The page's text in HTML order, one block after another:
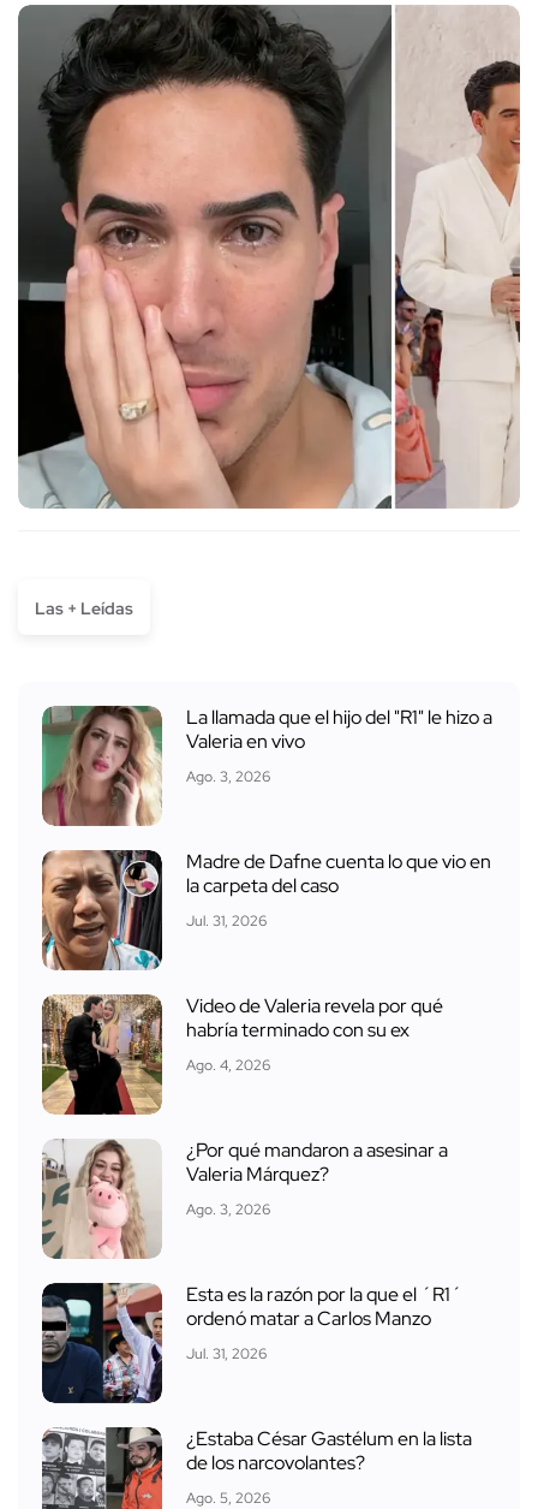
Las + Leídas
La llamada que el hijo del "R1" le hizo a
Valeria en vivo
Ago. 3, 2026
Madre de Dafne cuenta lo que vio en
la carpeta del caso
Jul. 31, 2026
Video de Valeria revela por qué
habría terminado con su ex
Ago. 4, 2026
¿Por qué mandaron a asesinar a
Valeria Márquez?
Ago. 3, 2026
Esta es la razón por la que el ´R1´
ordenó matar a Carlos Manzo
Jul. 31, 2026
¿Estaba César Gastélum en la lista
de los narcovolantes?
Ago. 5, 2026